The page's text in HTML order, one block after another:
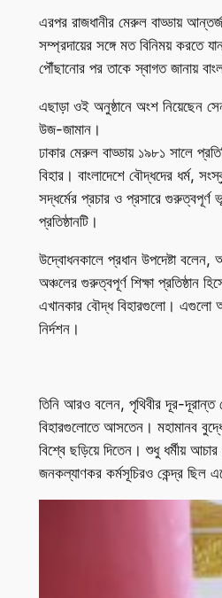
এরপর রাজধানীর মেরুল বাড্ডায়
সম্প্রদায়ের সঙ্গে মত বিনিময় করতে
পৌঁছানোর পর তাকে স্বাগত জানায়
এছাড়া ওই অনুষ্ঠানে অংশ নিয়েছেন
উজ-জামান।
ঢাকার মেরুল বাড্ডায় ১৯৮১ সালে
বিহার। বাংলাদেশে বৌদ্ধদের ধর্ম,
সদ্ধর্মের প্রচার ও প্রসারে
প্রতিষ্ঠানটি।
উদ্বোধনকালে প্রধান উপদেষ্টা
অঞ্চলের গুরুত্বপূর্ণ শিক্ষা প্রতিষ্ঠান
এখানকার বৌদ্ধ বিহারগুলো। এগুলো
নির্দশন।
তিনি আরও বলেন, পৃথিবীর দূর-দূরান্ত
বিহারগুলোতে আসতেন। মহামানব
বিশ্বে ছড়িয়ে দিতেন। শুধু ধর্মীয়
জনকল্যাণকর কর্মসূচিরও কেন্দ্র ছিল